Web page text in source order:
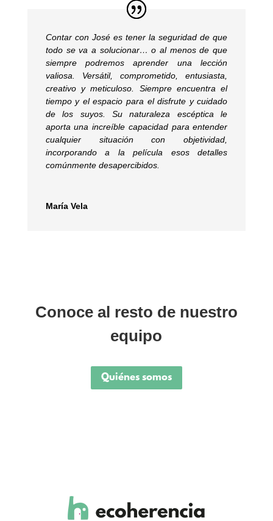
Contar con José es tener la seguridad de que
todo se va a solucionar… o al menos de que
siempre podremos aprender una lección
valiosa. Versátil, comprometido, entusiasta,
creativo y meticuloso. Siempre encuentra el
tiempo y el espacio para el disfrute y cuidado
de los suyos. Su naturaleza escéptica le
aporta una increíble capacidad para entender
cualquier situación con objetividad,
incorporando a la película esos detalles
comúnmente desapercibidos.
María Vela
Conoce al resto de nuestro
equipo
Quiénes somos